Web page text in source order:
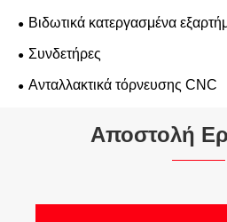
Βιδωτικά κατεργασμένα
Συνδετήρες
Ανταλλακτικά τόρνευσης CNC
Αποστολή